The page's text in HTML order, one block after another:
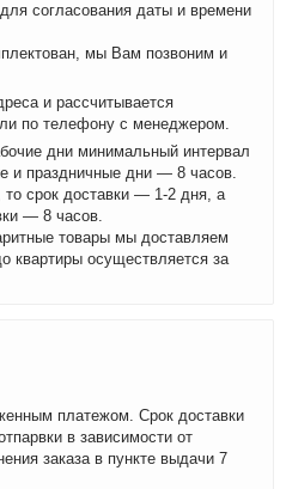
согласования даты и времени
мы Вам позвоним и
и рассчитывается
по телефону с менеджером.
дни минимальный интервал
и праздничные дни — 8 часов.
срок доставки — 1-2 дня, а
— 8 часов.
товары мы доставляем
квартиры осуществляется за
платежом. Срок доставки
в зависимости от
заказа в пункте выдачи 7